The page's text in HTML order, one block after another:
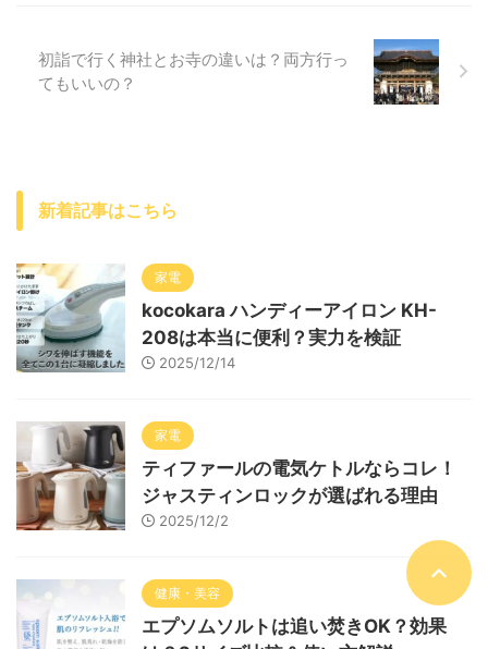
初詣で行く神社とお寺の違いは？両方行っ
てもいいの？
新着記事はこちら
家電
kocokara ハンディーアイロン KH-
208は本当に便利？実力を検証
2025/12/14
家電
ティファールの電気ケトルならコレ！
ジャスティンロックが選ばれる理由
2025/12/2
健康・美容
エプソムソルトは追い焚きOK？効果